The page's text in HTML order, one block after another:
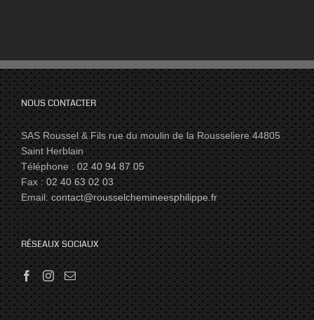
NOUS CONTACTER
SAS Roussel & Fils rue du moulin de la Rousseliere 44805
Saint Herblain
Téléphone :02 40 94 87 05
Fax :02 40 63 02 03
Email:contact@rousselchemineesphilippe.fr
RÉSEAUX SOCIAUX